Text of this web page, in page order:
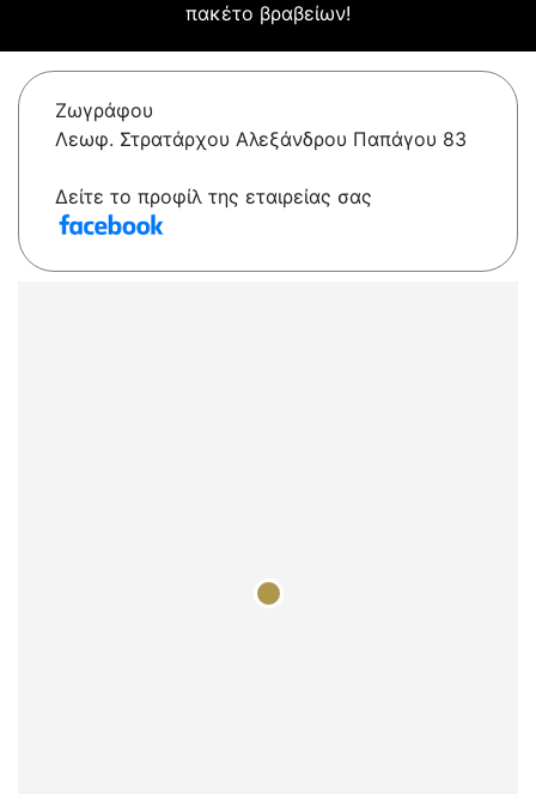
πακέτο βραβείων!
Ζωγράφου
Λεωφ. Στρατάρχου Αλεξάνδρου Παπάγου 83
Δείτε το προφίλ της εταιρείας σας